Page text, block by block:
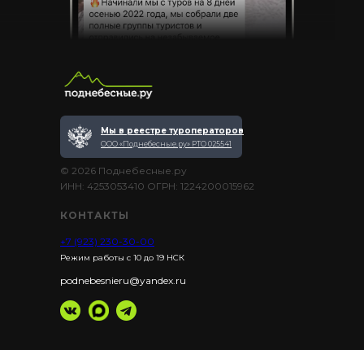
КОНТАКТЫ
+7 (923) 230-30-00
Режим работы с 10 до 19 НСК
podnebesnieru@yandex.ru
© 2026 Поднебесные.ру
Мы в реестре туроператоров
ООО «Поднебесные.ру» РТО 025541
ИНН: 4253053410 ОГРН: 1224200015962